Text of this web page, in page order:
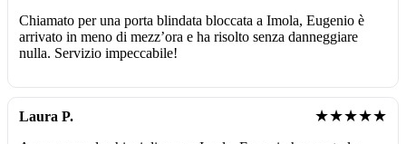
Chiamato per una porta blindata bloccata a Imola, Eugenio è
arrivato in meno di mezz’ora e ha risolto senza danneggiare
nulla. Servizio impeccabile!
Laura P. ★★★★★